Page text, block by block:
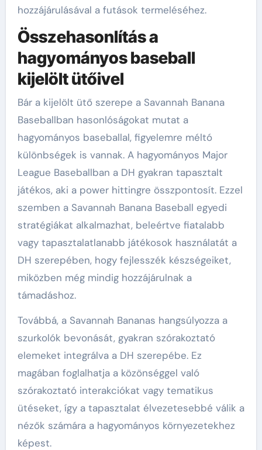
hozzájárulásával a futások termeléséhez.
Összehasonlítás a
hagyományos baseball
kijelölt ütőivel
Bár a kijelölt ütő szerepe a Savannah Banana
Baseballban hasonlóságokat mutat a
hagyományos baseballal, figyelemre méltó
különbségek is vannak. A hagyományos Major
League Baseballban a DH gyakran tapasztalt
játékos, aki a power hittingre összpontosít. Ezzel
szemben a Savannah Banana Baseball egyedi
stratégiákat alkalmazhat, beleértve fiatalabb
vagy tapasztalatlanabb játékosok használatát a
DH szerepében, hogy fejlesszék készségeiket,
miközben még mindig hozzájárulnak a
támadáshoz.
Továbbá, a Savannah Bananas hangsúlyozza a
szurkolók bevonását, gyakran szórakoztató
elemeket integrálva a DH szerepébe. Ez
magában foglalhatja a közönséggel való
szórakoztató interakciókat vagy tematikus
ütéseket, így a tapasztalat élvezetesebbé válik a
nézők számára a hagyományos környezetekhez
képest.